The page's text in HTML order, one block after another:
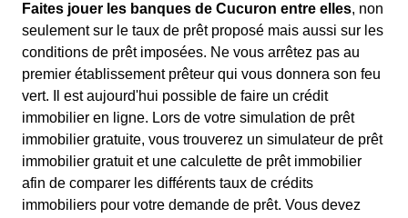
Faites jouer les banques de Cucuron entre elles, non
seulement sur le taux de prêt proposé mais aussi sur les
conditions de prêt imposées. Ne vous arrêtez pas au
premier établissement prêteur qui vous donnera son feu
vert. Il est aujourd'hui possible de faire un crédit
immobilier en ligne. Lors de votre simulation de prêt
immobilier gratuite, vous trouverez un simulateur de prêt
immobilier gratuit et une calculette de prêt immobilier
afin de comparer les différents taux de crédits
immobiliers pour votre demande de prêt. Vous devez